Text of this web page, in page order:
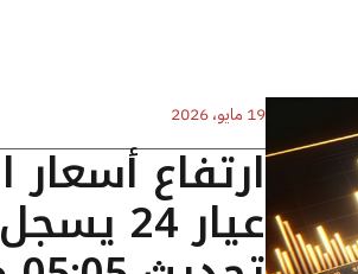
19 مايو، 2026
ارتفاع